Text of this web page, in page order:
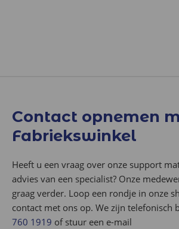
Contact opnemen
Fabriekswinkel
Heeft u een vraag over onze support
advies van een specialist? Onze
graag verder. Loop een rondje in onze
contact met ons op. We zijn telefonisch
760 1919 of stuur een e-mail